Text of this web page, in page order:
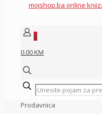
0
0.00 KM
Prodavnica